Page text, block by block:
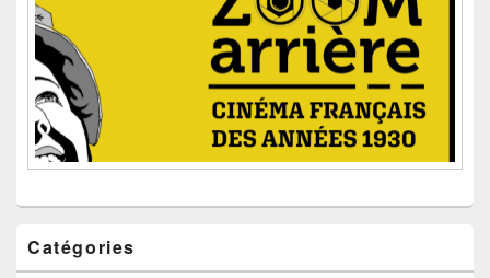
Catégories